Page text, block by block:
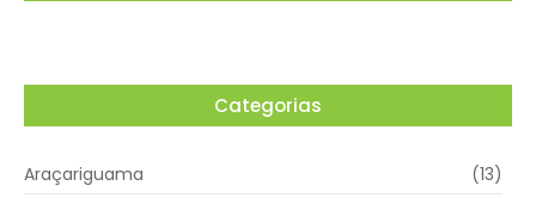
Categorias
Araçariguama
(13)